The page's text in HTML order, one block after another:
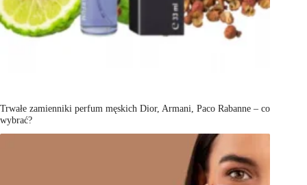
Trwałe zamienniki perfum męskich Dior, Armani, Paco Rabanne – co
wybrać?